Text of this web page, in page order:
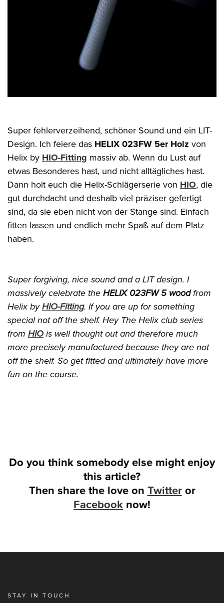
Super fehlerverzeihend, schöner Sound und ein LIT-
Design. Ich feiere das HELIX 023FW 5er Holz von
Helix by HIO-Fitting massiv ab. Wenn du Lust auf
etwas Besonderes hast, und nicht alltägliches hast.
Dann holt euch die Helix-Schlägerserie von HIO, die
gut durchdacht und deshalb viel präziser gefertigt
sind, da sie eben nicht von der Stange sind. Einfach
fitten lassen und endlich mehr Spaß auf dem Platz
haben.
Super forgiving, nice sound and a LIT design. I
massively celebrate the HELIX 023FW 5 woodfrom
Helix byHIO-Fitting. If you are up for something
special not off the shelf. Hey The Helix club series
from HIO is well thought out and therefore much
more precisely manufactured because they are not
off the shelf. So get fitted and ultimately have more
fun on the course.
Do you think somebody else might enjoy
this article?
Then share the love on Twitteror
Facebook now!
STAY IN TOUCH